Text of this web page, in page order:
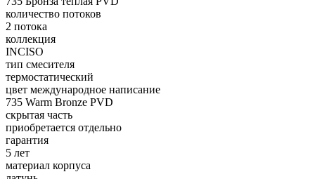
количество потоков
2 потока
коллекция
INCISO
тип смесителя
термостатический
цвет международное написание
735 Warm Bronze PVD
скрытая часть
приобретается отдельно
гарантия
5 лет
материал корпуса